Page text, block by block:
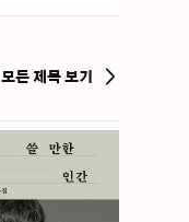
모든 제목 보기